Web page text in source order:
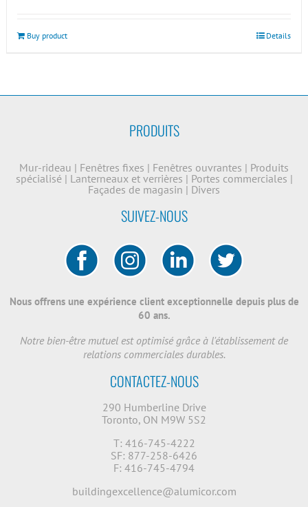
Buy product Details
PRODUITS
Mur-rideau | Fenêtres fixes | Fenêtres ouvrantes | Produits
spécialisé | Lanterneaux et verrières | Portes commerciales |
Façades de magasin | Divers
SUIVEZ-NOUS
Nous offrens une expérience client exceptionnelle depuis plus de
60 ans.
Notre bien-être mutuel est optimisé grâce à l'établissement de
relations commerciales durables.
CONTACTEZ-NOUS
290 Humberline Drive
Toronto, ON M9W 5S2
T: 416-745-4222
SF: 877-258-6426
F: 416-745-4794
buildingexcellence@alumicor.com